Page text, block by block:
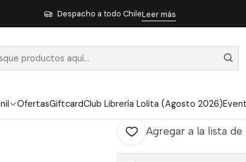
OfertasGiftcardClub Librería Lolita (Agosto 2026)
Despacho a todo ChileLeer más
y Juvenil Atlas y libros de Ciencias y Naturaleza
VEGETAL
Cantidad
Agregar a la lista